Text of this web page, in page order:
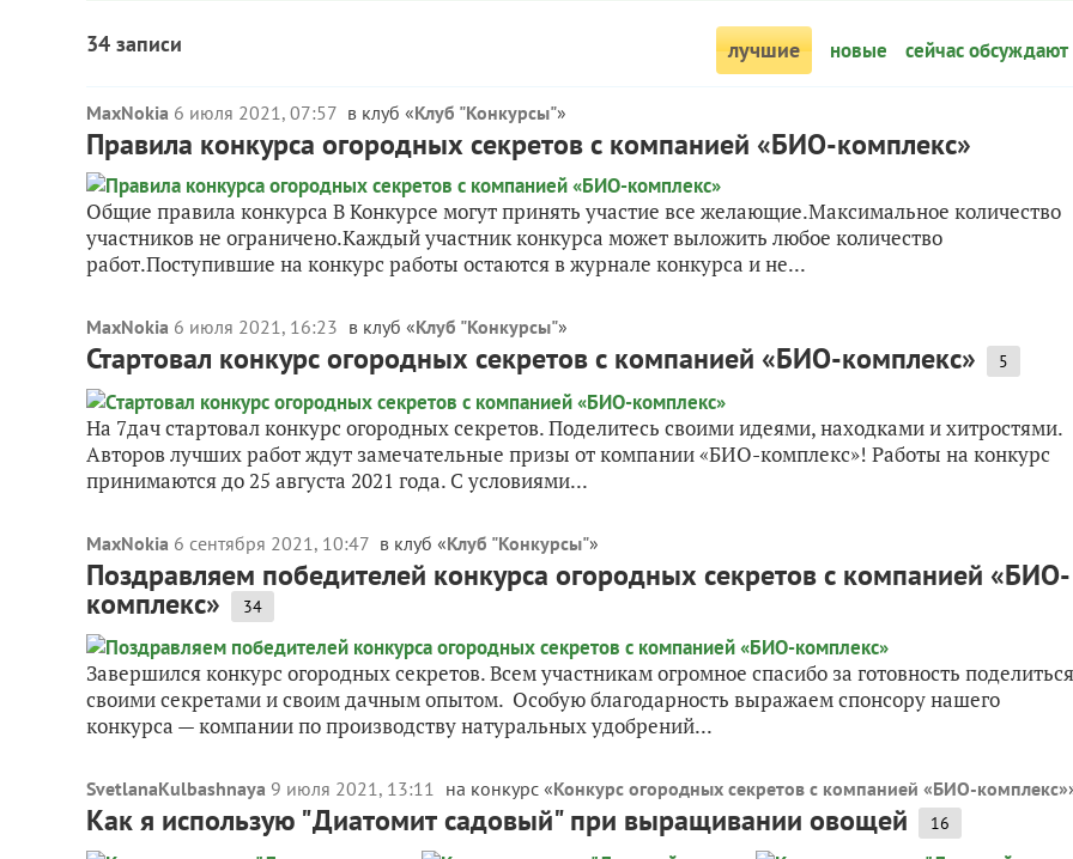
34 записи лучшие новые сейчас обсуждают
MaxNokia 6 июля 2021, 07:57 в клуб «Клуб "Конкурсы"»
Правила конкурса огородных секретов с компанией «БИО-комплекс»
Общие правила конкурса В Конкурсе могут принять участие все желающие.Максимальное количество
участников не ограничено.Каждый участник конкурса может выложить любое количество
работ.Поступившие на конкурс работы остаются в журнале конкурса и не...
MaxNokia 6 июля 2021, 16:23 в клуб «Клуб "Конкурсы"»
Стартовал конкурс огородных секретов с компанией «БИО-комплекс» 5
На 7дач стартовал конкурс огородных секретов. Поделитесь своими идеями, находками и хитростями.
Авторов лучших работ ждут замечательные призы от компании «БИО-комплекс»! Работы на конкурс
принимаются до 25 августа 2021 года. С условиями...
MaxNokia 6 сентября 2021, 10:47 в клуб «Клуб "Конкурсы"»
Поздравляем победителей конкурса огородных секретов с компанией «БИО-
комплекс» 34
Завершился конкурс огородных секретов. Всем участникам огромное спасибо за готовность поделиться
своими секретами и своим дачным опытом. Особую благодарность выражаем спонсору нашего
конкурса — компании по производству натуральных удобрений...
SvetlanaKulbashnaya 9 июля 2021, 13:11 на конкурс «Конкурс огородных секретов с компанией «БИО-комплекс»
Как я использую "Диатомит садовый" при выращивании овощей 16